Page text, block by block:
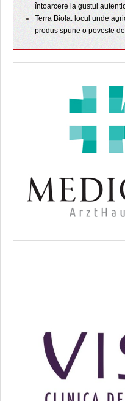
întoarcere la gustul
Terra Biola: locul unde
produs spune o poveste